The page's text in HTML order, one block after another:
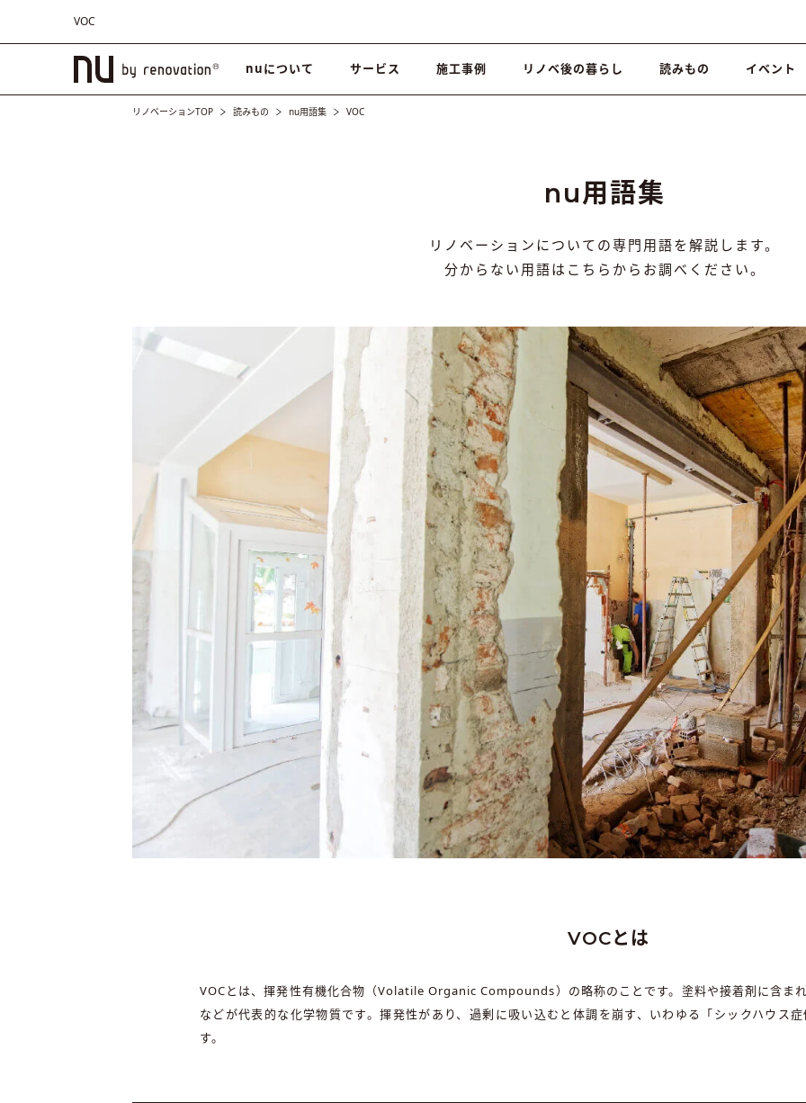
VOC
nuについて サービス 施工事例 リノベ後の暮らし 読みもの イベント
リノベーションTOP 読みもの nu用語集 VOC
nu用語集
リノベーションについての専門用語を解説します。
分からない用語はこちらからお調べください。
VOCとは
VOCとは、揮発性有機化合物（Volatile Organic Compounds）の略称のことです。塗料や接着剤に含ま
などが代表的な化学物質です。揮発性があり、過剰に吸い込むと体調を崩す、いわゆる「シックハウス
す。